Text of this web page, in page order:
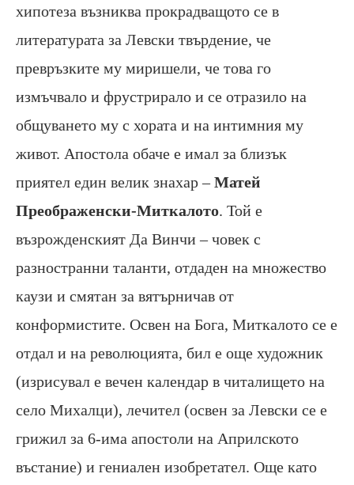
хипотеза възниква прокрадващото се в
литературата за Левски твърдение, че
превръзките му миришели, че това го
измъчвало и фрустрирало и се отразило на
общуването му с хората и на интимния му
живот. Апостола обаче е имал за близък
приятел един велик знахар –Матей
Преображенски-Миткалото. Той е
възрожденският Да Винчи – човек с
разностранни таланти, отдаден на множество
каузи и смятан за вятърничав от
конформистите. Освен на Бога, Миткалото се е
отдал и на революцията, бил е още художник
(изрисувал е вечен календар в читалището на
село Михалци), лечител (освен за Левски се е
грижил за 6-има апостоли на Априлското
въстание) и гениален изобретател. Още като